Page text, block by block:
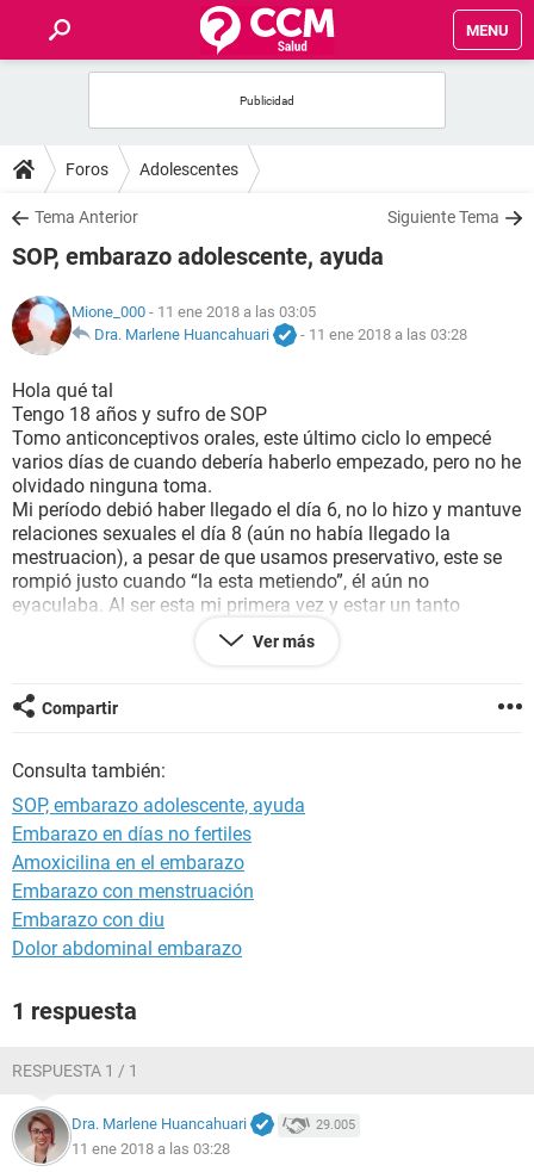
MENU
FOROS
SALUD
FAMILIA
NUTRICIÓN
BIENESTAR
SEXUALIDAD
GLOSARIO
Foros Adolescentes
Tema Anterior Siguiente Tema
SOP, embarazo adolescente, ayuda
Mione_000 - 11 ene 2018 a las 03:05
Dra. Marlene Huancahuari
- 11 ene 2018 a las 03:28
Hola qué tal
Tengo 18 años y sufro de SOP
Tomo anticonceptivos orales, este último ciclo lo empecé
varios días de cuando debería haberlo empezado, pero no he
olvidado ninguna toma.
Mi período debió haber llegado el día 6, no lo hizo y mantuve
relaciones sexuales el día 8 (aún no había llegado la
mestruacion), a pesar de que usamos preservativo, este se
rompió justo cuando “la esta metiendo”, él aún no
eyaculaba. Al ser esta mi primera vez y estar un tanto
asustada decidí también tomar la píldora del día después.
¿Cuando debería preocuparme por la ausencia de
Ayuda y gracias.
Ver más
Compartir
Consulta también:
SOP, embarazo adolescente, ayuda
Embarazo en días no fertiles
Amoxicilina en el embarazo
Embarazo con menstruación
Embarazo con diu
Dolor abdominal embarazo
1 respuesta
RESPUESTA 1 / 1
Dra. Marlene Huancahuari 29.005
11 ene 2018 a las 03:28